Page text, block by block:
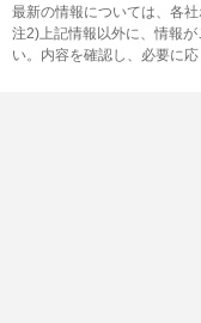
最新の情報については、各
注2)上記情報以外に、情報
い。内容を確認し、必要に